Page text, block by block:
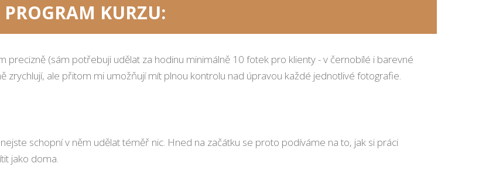
PROGRAM KURZU:
precizně (sám potřebuji udělat za hodinu minimálně 10 fotek pro klienty - v černobílé i barevné
ale přitom mi umožňují mít plnou kontrolu nad úpravou každé jednotlivé fotografie.
schopní v něm udělat téměř nic. Hned na začátku se proto podíváme na to, jak si práci
jako doma.